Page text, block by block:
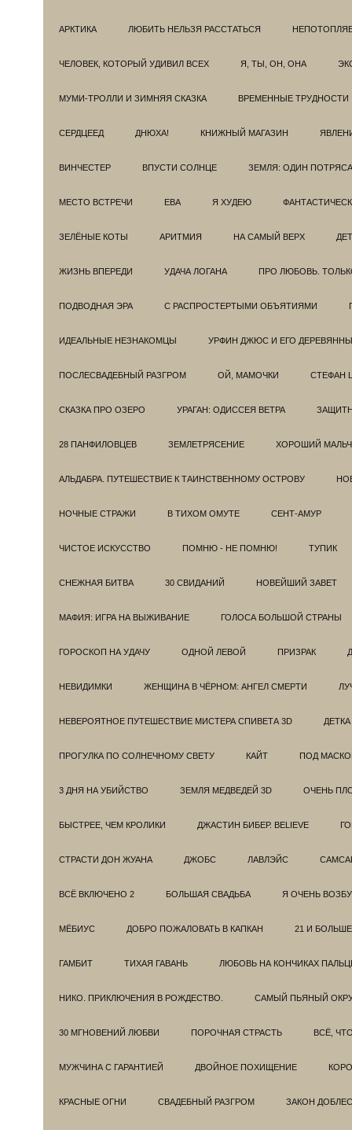
АРКТИКА ЛЮБИТЬ НЕЛЬЗЯ РАССТАТЬСЯ
ЧЕЛОВЕК, КОТОРЫЙ УДИВИЛ ВСЕХ Я, ТЫ, ОН, ОНА
МУМИ-ТРОЛЛИ И ЗИМНЯЯ СКАЗКА ВРЕМЕННЫЕ ТРУДНОСТИ
СЕРДЦЕЕД ДНЮХА! КНИЖНЫЙ МАГАЗИН
ВИНЧЕСТЕР ВПУСТИ СОЛНЦЕ ЗЕМЛЯ: ОДИН
МЕСТО ВСТРЕЧИ ЕВА Я ХУДЕЮ
ЗЕЛЁНЫЕ КОТЫ АРИТМИЯ НА САМЫЙ ВЕРХ
ЖИЗНЬ ВПЕРЕДИ УДАЧА ЛОГАНА ПРО ЛЮБОВЬ.
ПОДВОДНАЯ ЭРА С РАСПРОСТЕРТЫМИ ОБЪЯТИЯМИ
ИДЕАЛЬНЫЕ НЕЗНАКОМЦЫ УРФИН ДЖЮС И ЕГО
ПОСЛЕСВАДЕБНЫЙ РАЗГРОМ ОЙ, МАМОЧКИ СТЕФАН
СКАЗКА ПРО ОЗЕРО УРАГАН: ОДИССЕЯ ВЕТРА
28 ПАНФИЛОВЦЕВ ЗЕМЛЕТРЯСЕНИЕ ХОРОШИЙ
АЛЬДАБРА. ПУТЕШЕСТВИЕ К ТАИНСТВЕННОМУ ОСТРОВУ
НОЧНЫЕ СТРАЖИ В ТИХОМ ОМУТЕ СЕНТ-АМУР
ЧИСТОЕ ИСКУССТВО ПОМНЮ - НЕ ПОМНЮ! ТУПИК
СНЕЖНАЯ БИТВА 30 СВИДАНИЙ НОВЕЙШИЙ ЗАВЕТ
МАФИЯ: ИГРА НА ВЫЖИВАНИЕ ГОЛОСА БОЛЬШОЙ СТРАНЫ
ГОРОСКОП НА УДАЧУ ОДНОЙ ЛЕВОЙ ПРИЗРАК
НЕВИДИМКИ ЖЕНЩИНА В ЧЁРНОМ: АНГЕЛ СМЕРТИ
НЕВЕРОЯТНОЕ ПУТЕШЕСТВИЕ МИСТЕРА СПИВЕТА 3D ДЕТКА
ПРОГУЛКА ПО СОЛНЕЧНОМУ СВЕТУ КАЙТ ПОД
3 ДНЯ НА УБИЙСТВО ЗЕМЛЯ МЕДВЕДЕЙ 3D ОЧЕНЬ
БЫСТРЕЕ, ЧЕМ КРОЛИКИ ДЖАСТИН БИБЕР. BELIEVE
СТРАСТИ ДОН ЖУАНА ДЖОБС ЛАВЛЭЙС
ВСЁ ВКЛЮЧЕНО 2 БОЛЬШАЯ СВАДЬБА Я ОЧЕНЬ
МЁБИУС ДОБРО ПОЖАЛОВАТЬ В КАПКАН 21 И БОЛЬШЕ
ГАМБИТ ТИХАЯ ГАВАНЬ ЛЮБОВЬ НА КОНЧИКАХ
НИКО. ПРИКЛЮЧЕНИЯ В РОЖДЕСТВО. САМЫЙ ПЬЯНЫЙ
30 МГНОВЕНИЙ ЛЮБВИ ПОРОЧНАЯ СТРАСТЬ ВСЁ,
МУЖЧИНА С ГАРАНТИЕЙ ДВОЙНОЕ ПОХИЩЕНИЕ
КРАСНЫЕ ОГНИ СВАДЕБНЫЙ РАЗГРОМ ЗАКОН